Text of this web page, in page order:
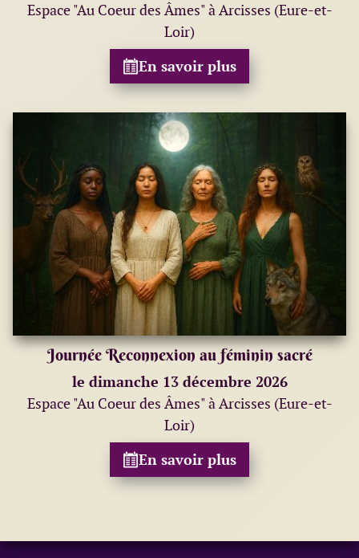
Espace "Au Coeur des Âmes" à Arcisses (Eure-et-
Loir)
En savoir plus
Journée Reconnexion au féminin sacré
le dimanche 13 décembre 2026
Espace "Au Coeur des Âmes" à Arcisses (Eure-et-
Loir)
En savoir plus